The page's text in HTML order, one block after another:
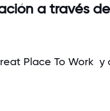
a través
Place To Work